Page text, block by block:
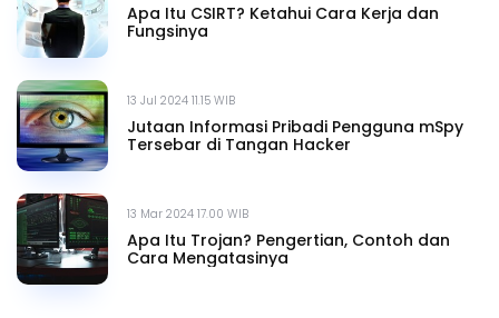
Apa Itu CSIRT? Ketahui Cara Kerja dan
Fungsinya
13 Jul 2024 11.15 WIB
Jutaan Informasi Pribadi Pengguna mSpy
Tersebar di Tangan Hacker
13 Mar 2024 17.00 WIB
Apa Itu Trojan? Pengertian, Contoh dan
Cara Mengatasinya